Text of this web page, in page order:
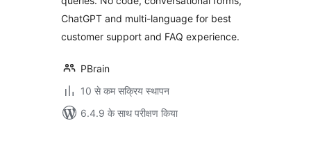
improve conversion
ChatGPT and multi-language for best
customer support and FAQ experience.
PBrain
10 से कम सक्रिय स्थापन
6.4.9 के साथ परीक्षण किया